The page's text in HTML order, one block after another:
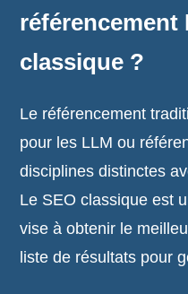
référencement
classique ?
Le référencement
pour les LLM ou
disciplines distinctes
Le SEO classique est
vise à obtenir le
liste de résultats pour